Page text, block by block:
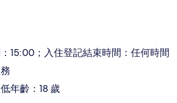
15:00；入住登記結束時間：任何時間
年齡：18 歲